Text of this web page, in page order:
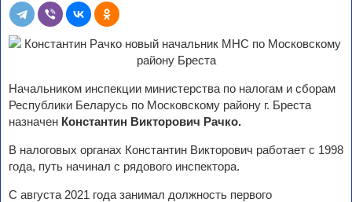
Начальником инспекции министерства по налогам и сборам
Республики Беларусь по Московскому району г. Бреста
назначен Константин Викторович Рачко.
В налоговых органах Константин Викторович работает с 1998
года, путь начинал с рядового инспектора.
С августа 2021 года занимал должность первого